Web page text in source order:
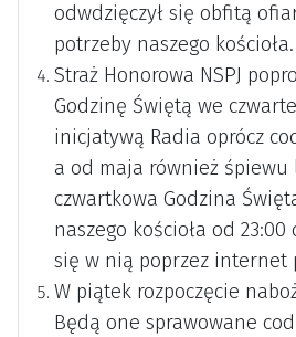
odwdzięczył się obfitą
potrzeby naszego kościoła.
Straż Honorowa NSPJ
Godzinę Świętą we
inicjatywą Radia oprócz
a od maja również
czwartkowa Godzina
naszego kościoła od 23:00
się w nią poprzez internet
W piątek rozpoczęcie
Będą one sprawowane